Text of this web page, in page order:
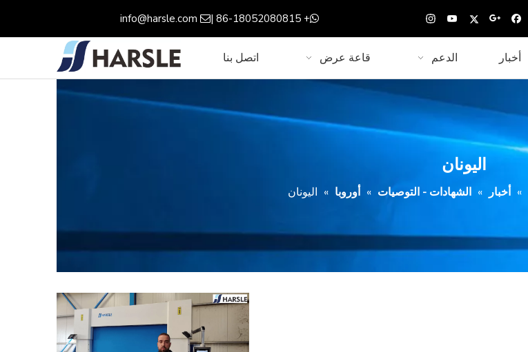

+ 86-18052080815 |

info@harsle.com
أخبار الدعم قاعة عرض اتصل بنا
اليونان
» أخبار » الشهادات - التوصيات » أوروبا » اليونان